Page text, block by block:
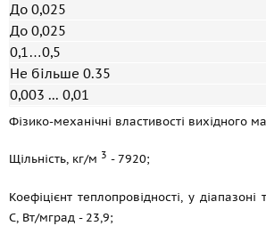
До 0,025
До 0,025
0,1…0,5
Не більше 0.35
0,003 ... 0,01
Фізико-механічні властивості вихідного
Щільність, кг/м 3 - 7920;
Коефіцієнт теплопровідності, у
С, Вт/мград - 23,9;